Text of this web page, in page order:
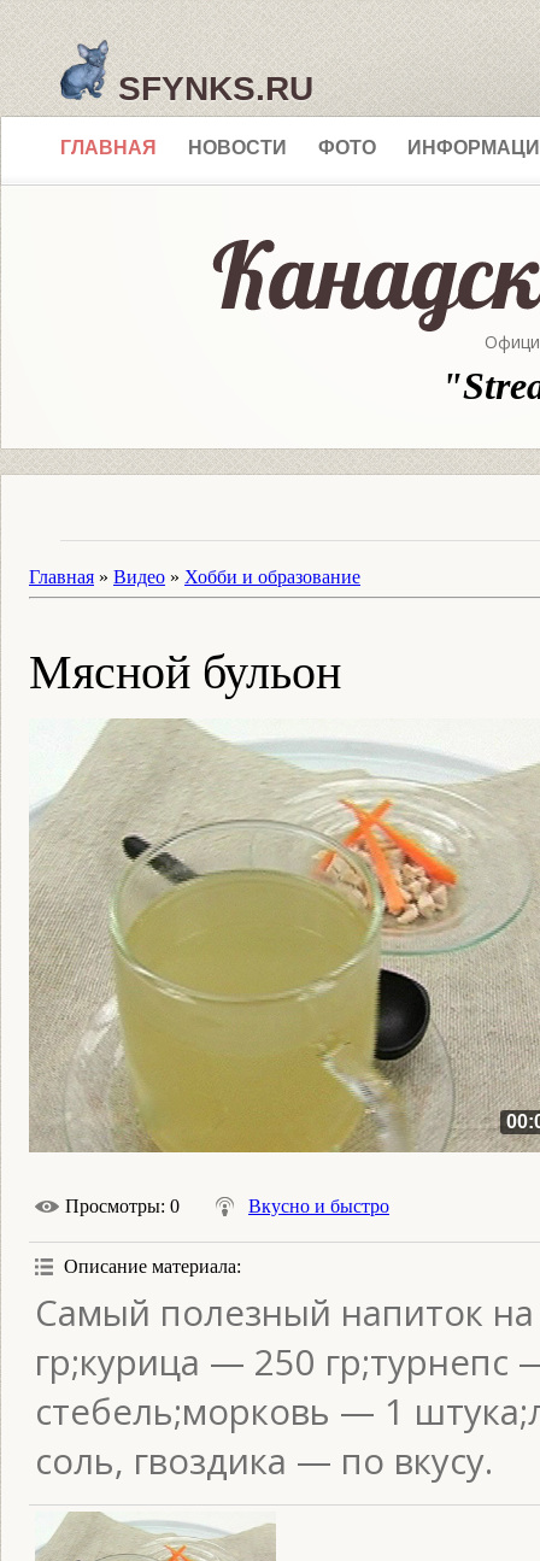
SFYNKS.RU
ГЛАВНАЯ НОВОСТИ ФОТО
Главная » Видео » Хобби и образование
Мясной бульон
Просмотры: 0 Вкусно и быстро
Описание материала:
Самый полезный напиток
гр;курица — 250
стебель;морковь — 1
соль, гвоздика — по вкусу.